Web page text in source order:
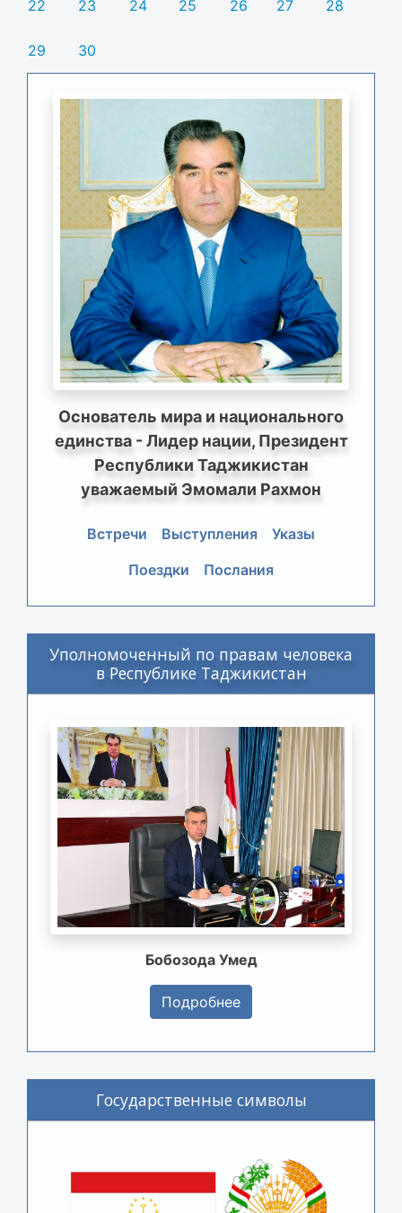
22 23 24 25 26 27 28
29 30
Основатель мира и национального
единства - Лидер нации, Президент
Республики Таджикистан
уважаемый Эмомали Рахмон
Встречи Выступления
Указы
Поездки
Послания
Уполномоченный по правам человека
в Республике Таджикистан
Бобозода Умед
Подробнее
Государственные символы